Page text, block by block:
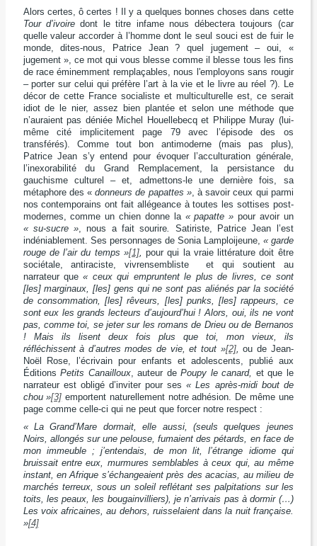
Alors certes, ô certes ! Il y a quelques bonnes choses dans cette
Tour d’ivoiredont le titre infame nous débectera toujours (car
quelle valeur accorder à l’homme dont le seul souci est de fuir le
monde, dites-nous, Patrice Jean ? quel jugement – oui, «
jugement », ce mot qui vous blesse comme il blesse tous les fins
de race éminemment remplaçables, nous l'employons sans rougir
– porter sur celui qui préfère l’art à la vie et le livre au réel ?). Le
décor de cette France socialiste et multiculturelle est, ce serait
idiot de le nier, assez bien plantée et selon une méthode que
n’auraient pas déniée Michel Houellebecq et Philippe Muray (lui-
même cité implicitement page 79 avec l’épisode des os
transférés). Comme tout bon antimoderne (mais pas plus),
Patrice Jean s’y entend pour évoquer l’acculturation générale,
l’inexorabilité du Grand Remplacement, la persistance du
gauchisme culturel – et, admettons-le une dernière fois, sa
métaphore des «donneurs de papattes », à savoir ceux qui parmi
nos contemporains ont fait allégeance à toutes les sottises post-
modernes, comme un chien donne la « papatte » pour avoir un
« su-sucre » , nous a fait sourire
Satiriste, Patrice Jean l’est
indéniablement. Ses personnages de Sonia Lamploijeune, « garde
rouge de l’air du temps »[1],pour qui la vraie littérature doit être
sociétale, antiraciste, vivrensembliste et qui soutient au
narrateur que« ceux qui empruntent le plus de livres, ce sont
[les] marginaux, [les] gens qui ne sont pas aliénés par la société
de consommation, [les] rêveurs, [les] punks, [les] rappeurs, ce
sont eux les grands lecteurs d’aujourd’hui ! Alors, oui, ils ne vont
pas, comme toi, se jeter sur les romans de Drieu ou de Bernanos
! Mais ils lisent deux fois plus que toi, mon vieux, ils
réfléchissent à d’autres modes de vie, et tout »[2], ou de Jean-
Noël Rose, l’écrivain pour enfants et adolescents, publié aux
ÉditionsPetits Canailloux, auteur dePoupy le canard, et que le
narrateur est obligé d’inviter pour ses« Les après-midi bout de
chou »[3] emportent naturellement notre adhésion. De même une
page comme celle-ci qui ne peut que forcer notre respect :
« La Grand’Mare dormait, elle aussi, (seuls quelques jeunes
Noirs, allongés sur une pelouse, fumaient des pétards, en face de
mon immeuble ; j’entendais, de mon lit, l’étrange idiome qui
bruissait entre eux, murmures semblables à ceux qui, au même
instant, en Afrique s’échangeaient près des acacias, au milieu de
marchés terreux, sous un soleil reflétant ses palpitations sur les
toits, les peaux, les bougainvilliers), je n’arrivais pas à dormir (…)
Les voix africaines, au dehors, ruisselaient dans la nuit française.
»[4]